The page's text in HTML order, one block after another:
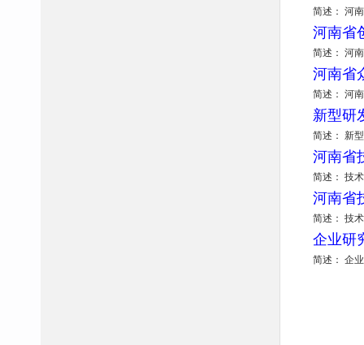
简述： 河
河南省
简述： 河
河南省
简述： 河
新型研
简述： 新
河南省
简述： 技
河南省
简述： 技
企业研
简述： 企